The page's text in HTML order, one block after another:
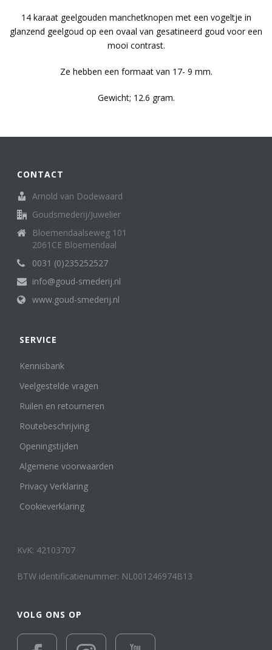
14 karaat geelgouden manchetknopen met een vogeltje in
glanzend geelgoud op een ovaal van gesatineerd goud voor een
mooi contrast.
Ze hebben een formaat van 17- 9 mm.
Gewicht; 12.6 gram.
CONTACT
Arnold van Dodewaard
Goudsmederij/Juwelier
Bloemendaalseweg 101
2061CE Bloemendaal
0031 (0)235252527
info@goud-smederij.nl
www.goud-smederij.nl
SERVICE
Kennisbank
Veelgestelde vragen
Ruilen en retourneren
Routebeschrijving
Openingstijden
Algemene voorwaarden
Privacy Verklaring
Cookieverklaring
KvK: 42103707
BTW identificatienummer: NL001246974B13
VOLG ONS OP